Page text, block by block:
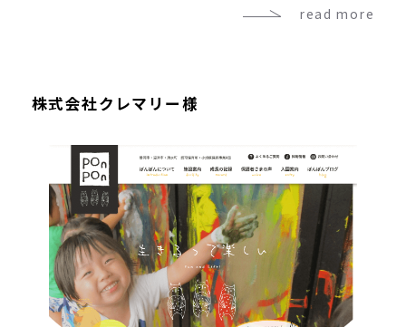
read more
株式会社クレマリー様